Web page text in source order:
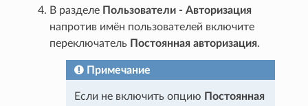
В разделе Пользователи - Авторизация
напротив имён пользователей включите
переключатель Постоянная авторизация.
Примечание
Если не включить опцию Постоянная